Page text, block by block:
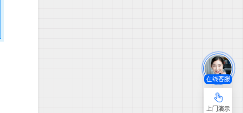
在线客服
上门演示